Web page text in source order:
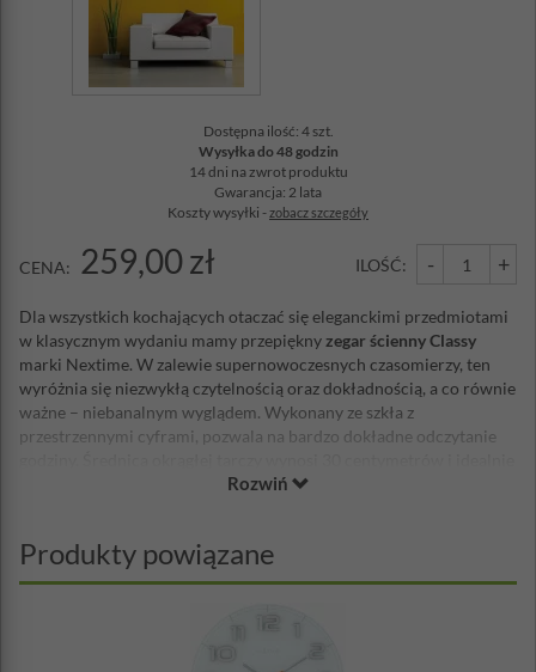
Dostępna ilość: 4 szt.
Wysyłka do 48 godzin
14 dni na zwrot produktu
Gwarancja: 2 lata
Koszty wysyłki -zobacz szczegóły
CENA: 259,00 zł ILOŚĆ: - +
Dla wszystkich kochających otaczać się eleganckimi przedmiotami
w klasycznym wydaniu mamy przepiękny zegar ścienny Classy
marki Nextime. W zalewie supernowoczesnych czasomierzy, ten
wyróżnia się niezwykłą czytelnością oraz dokładnością, a co równie
ważne – niebanalnym wyglądem. Wykonany ze szkła z
przestrzennymi cyframi, pozwala na bardzo dokładne odczytanie
prezentuje się w niewielkich pomieszczeniach o minimalistycznym
ewentualne jej wyczerpanie. Piękny, niebanalny, niespotykany –
doskonały na elegancki prezent dla wszystkich, którzy jego
Rozwiń
Produkty powiązane